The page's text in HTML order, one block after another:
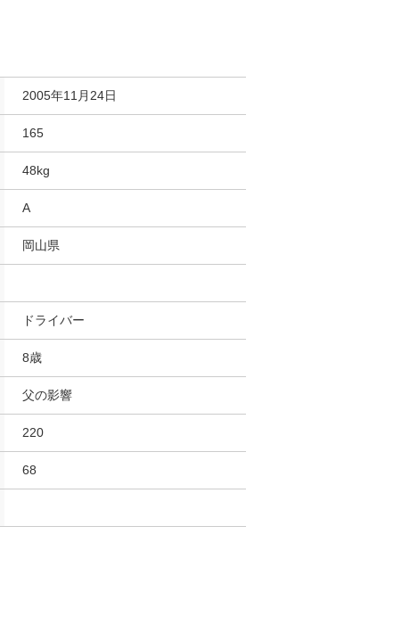
2005年11月24日
165
48kg
A
岡山県
ドライバー
8歳
父の影響
220
68